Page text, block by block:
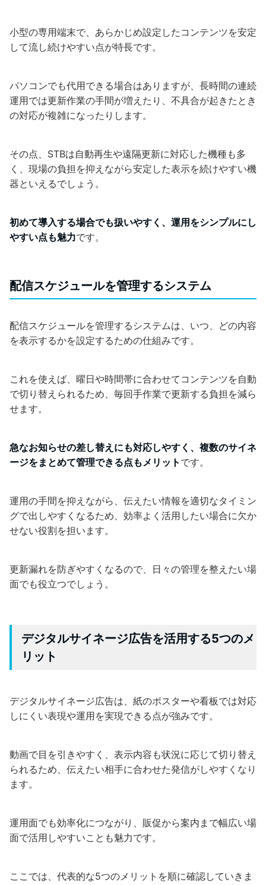
小型の専用端末で、あらかじめ設定したコンテンツを安定
して流し続けやすい点が特長です。
パソコンでも代用できる場合はありますが、長時間の連続
運用では更新作業の手間が増えたり、不具合が起きたとき
の対応が複雑になったりします。
その点、STBは自動再生や遠隔更新に対応した機種も多
く、現場の負担を抑えながら安定した表示を続けやすい機
器といえるでしょう。
初めて導入する場合でも扱いやすく、運用をシンプルにし
やすい点も魅力です。
配信スケジュールを管理するシステム
配信スケジュールを管理するシステムは、いつ、どの内容
を表示するかを設定するための仕組みです。
これを使えば、曜日や時間帯に合わせてコンテンツを自動
で切り替えられるため、毎回手作業で更新する負担を減ら
せます。
急なお知らせの差し替えにも対応しやすく、複数のサイネ
ージをまとめて管理できる点もメリット です。
運用の手間を抑えながら、伝えたい情報を適切なタイミン
グで出しやすくなるため、効率よく活用したい場合に欠か
せない役割を担います。
更新漏れを防ぎやすくなるので、日々の管理を整えたい場
面でも役立つでしょう。
デジタルサイネージ広告を活用する5つのメ
リット
デジタルサイネージ広告は、紙のポスターや看板では対応
しにくい表現や運用を実現できる点が強みです。
動画で目を引きやすく、表示内容も状況に応じて切り替え
られるため、伝えたい相手に合わせた発信がしやすくなり
ます。
運用面でも効率化につながり、販促から案内まで幅広い場
面で活用しやすいことも魅力です。
ここでは、代表的な5つのメリットを順に確認していきま